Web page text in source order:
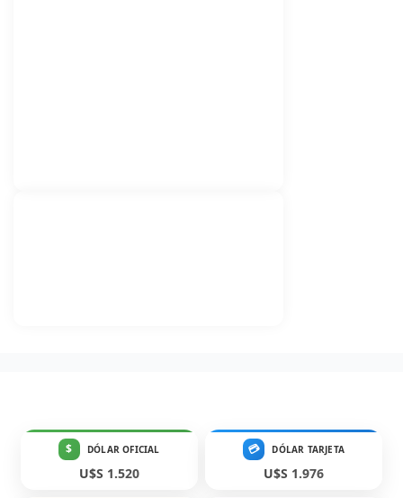
$ DÓLAR OFICIAL
U$S 1.520
💳 DÓLAR TARJETA
U$S 1.976